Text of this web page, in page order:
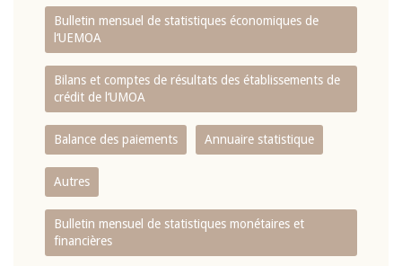
Bulletin mensuel de statistiques économiques de
l‘UEMOA
Bilans et comptes de résultats des établissements de
crédit de l‘UMOA
Balance des paiements Annuaire statistique
Autres
Bulletin mensuel de statistiques monétaires et
financières